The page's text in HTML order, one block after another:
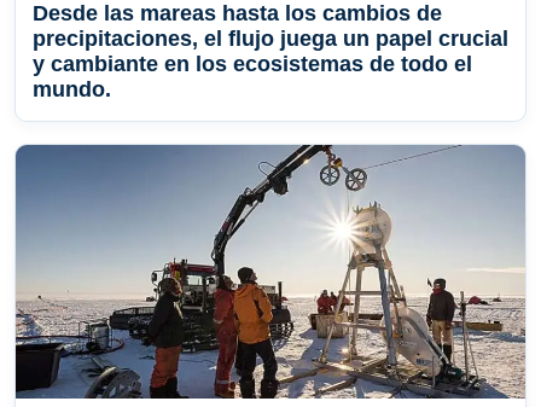
Desde las mareas hasta los cambios de
precipitaciones, el flujo juega un papel crucial
y cambiante en los ecosistemas de todo el
mundo.